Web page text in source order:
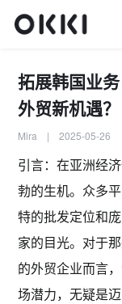
拓展韩国业
外贸新机遇？
Mira | 2025-05-26
引言：在亚洲经
勃的生机。众多
特的批发定位和
家的目光。对于
的外贸企业而言
场潜力，无疑是